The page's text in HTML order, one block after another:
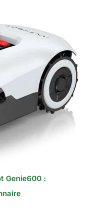
Genie600 :